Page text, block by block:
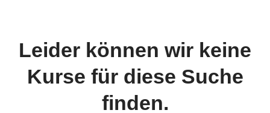
Leider können wir keine
Kurse für diese Suche
finden.